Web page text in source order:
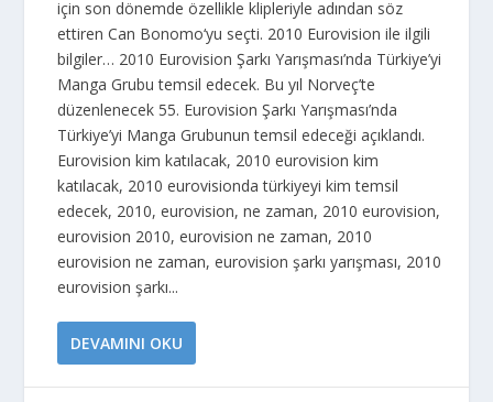
için son dönemde özellikle klipleriyle adından söz
ettiren Can Bonomo‘yu seçti. 2010 Eurovision ile ilgili
bilgiler… 2010 Eurovision Şarkı Yarışması’nda Türkiye’yi
Manga Grubu temsil edecek. Bu yıl Norveç’te
düzenlenecek 55. Eurovision Şarkı Yarışması’nda
Türkiye’yi Manga Grubunun temsil edeceği açıklandı.
Eurovision kim katılacak, 2010 eurovision kim
katılacak, 2010 eurovisionda türkiyeyi kim temsil
edecek, 2010, eurovision, ne zaman, 2010 eurovision,
eurovision 2010, eurovision ne zaman, 2010
eurovision ne zaman, eurovision şarkı yarışması, 2010
eurovision şarkı...
DEVAMINI OKU